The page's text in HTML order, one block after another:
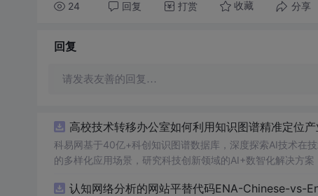
24 回复 打赏 收藏 分享
回复
请发表友善的回复…
高校技术转移办公室如何利用知识图谱精准定位
科易网基于40亿+科创知识图谱数据库，深度探索AI技术在
的多样化应用场景，研究科技创新领域的AI+数智化解决方案
认知网络分析的网站平替代码ENA-Chinese-vs-